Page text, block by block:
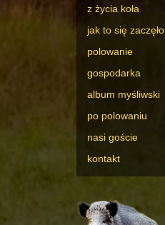
z życia koła
jak to się zaczęło
polowanie
gospodarka
album myśliwski
po polowaniu
nasi goście
kontakt